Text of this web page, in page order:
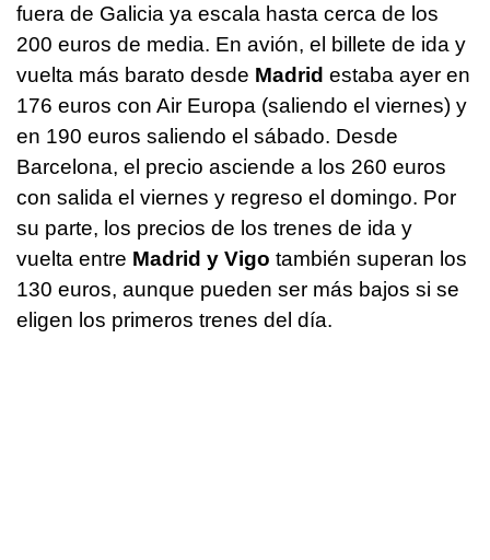
fuera de Galicia ya escala hasta cerca de los
200 euros de media. En avión, el billete de ida y
vuelta más barato desde Madrid estaba ayer en
176 euros con Air Europa (saliendo el viernes) y
en 190 euros saliendo el sábado. Desde
Barcelona, el precio asciende a los 260 euros
con salida el viernes y regreso el domingo. Por
su parte, los precios de los trenes de ida y
vuelta entre Madrid y Vigo también superan los
130 euros, aunque pueden ser más bajos si se
eligen los primeros trenes del día.